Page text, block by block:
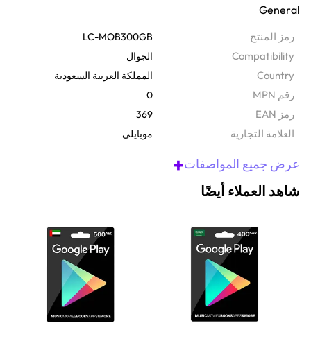
رائعة للبث أو التصفح أو البقاء على اتصال. لاستخدامها، ما عليك سوى
1400VoucherNumber#، والاستمتاع بثلاثة أشهر من الإنترنت السلس.
General
رمز المنتج LC-MOB300GB
Compatibility الجوال
Country المملكة العربية السعودية
رقم MPN 0
رمز EAN 369
‫العلامة التجارية موبايلي
عرض جميع المواصفات+
شاهد العملاء أيضًا